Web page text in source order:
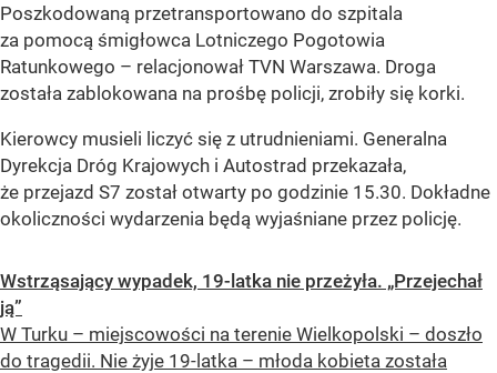
Poszkodowaną przetransportowano do szpitala
za pomocą śmigłowca Lotniczego Pogotowia
Ratunkowego – relacjonował TVN Warszawa. Droga
została zablokowana na prośbę policji, zrobiły się korki.
Kierowcy musieli liczyć się z utrudnieniami. Generalna
Dyrekcja Dróg Krajowych i Autostrad przekazała,
że przejazd S7 został otwarty po godzinie 15.30. Dokładne
okoliczności wydarzenia będą wyjaśniane przez policję.
Wstrząsający wypadek, 19-latka nie przeżyła. „Przejechał
ją”
W Turku – miejscowości na terenie Wielkopolski – doszło
do tragedii. Nie żyje 19-latka – młoda kobieta została